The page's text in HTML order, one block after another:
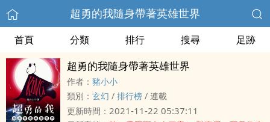
超勇的我隨身帶著英雄世界
首頁 分類 排行 搜尋 足跡
超勇的我隨身帶著英雄世界
作者： 豬小小
類別： 玄幻 / 排行榜 / 連載
更新時間： 2021-11-22 05:37:11